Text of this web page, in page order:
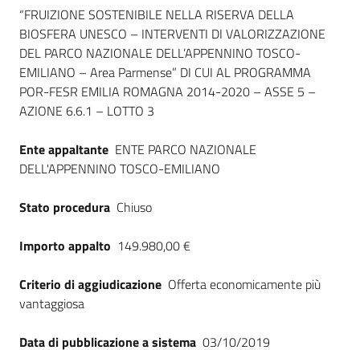
telematiche
English
site
su
Dati del bando
“FRUIZIONE SOSTENIBILE NELLA RISERVA DELLA
BIOSFERA UNESCO – INTERVENTI DI VALORIZZAZIONE
DEL PARCO NAZIONALE DELL’APPENNINO TOSCO-
EMILIANO – Area Parmense” DI CUI AL PROGRAMMA
POR-FESR EMILIA ROMAGNA 2014-2020 – ASSE 5 –
AZIONE 6.6.1 – LOTTO 3
Ente appaltante ENTE PARCO NAZIONALE
DELL'APPENNINO TOSCO-EMILIANO
Stato procedura Chiuso
Importo appalto 149.980,00 €
Criterio di aggiudicazione Offerta economicamente più
vantaggiosa
Data di pubblicazione a sistema 03/10/2019